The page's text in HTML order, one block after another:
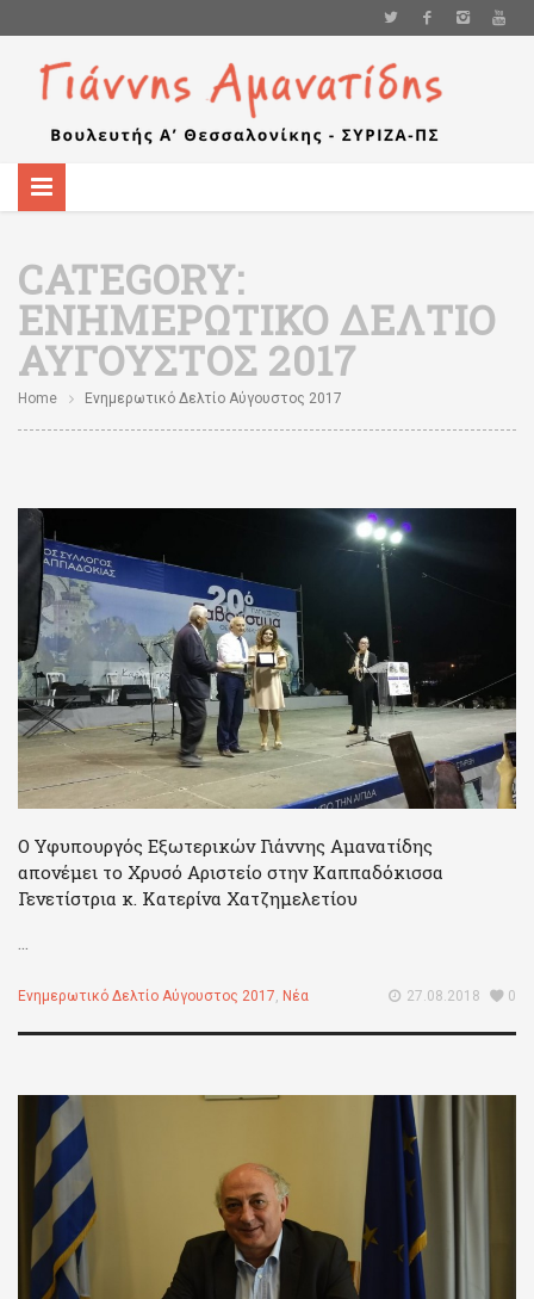
CATEGORY:
ΕΝΗΜΕΡΩΤΙΚΌ ΔΕΛΤΊΟ
ΑΎΓΟΥΣΤΟΣ 2017
Home Ενημερωτικό Δελτίο Αύγουστος 2017
Ο Υφυπουργός Εξωτερικών Γιάννης Αμανατίδης
απονέμει το Χρυσό Αριστείο στην Καππαδόκισσα
Γενετίστρια κ. Κατερίνα Χατζημελετίου
...
Ενημερωτικό Δελτίο Αύγουστος 2017, Νέα 27.08.2018 0